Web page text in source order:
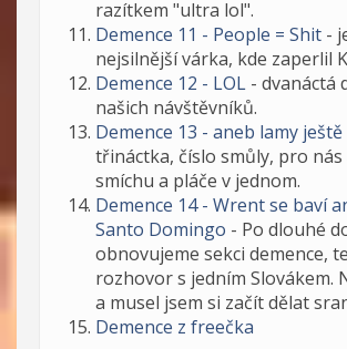
razítkem "ultra lol".
Demence 11 - People = Shit -
nejsilnější várka, kde zaperlil
Demence 12 - LOL - dvanáctá
našich návštěvníků.
Demence 13 - aneb lamy
třináctka, číslo smůly, pro nás
smíchu a pláče v jednom.
Demence 14 - Wrent se baví
Santo Domingo - Po dlouhé
obnovujeme sekci demence,
rozhovor s jedním Slovákem.
a musel jsem si začít dělat
Demence z freečka